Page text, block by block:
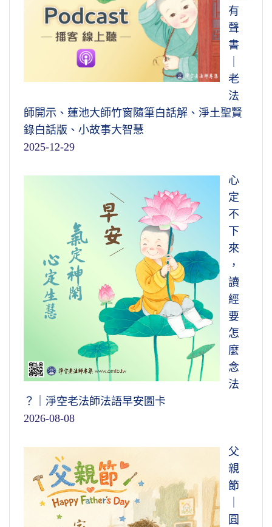
有
聲
書
老
法
師開示、蓮池大師竹窗隨筆白話解、淨土聖賢
錄白話版、小故事大智慧
2025-12-29
心
定
不
下
來
，
讀
經
要
怎
麼
念
法
？｜淨空老法師法語早安圖卡
2026-08-08
父
親
節
圓